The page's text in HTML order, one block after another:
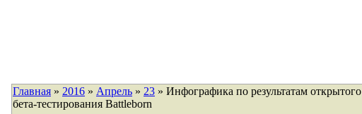
Главная » 2016 » Апрель » 23 » Инфографика по результатам открытого
бета-тестирования Battleborn